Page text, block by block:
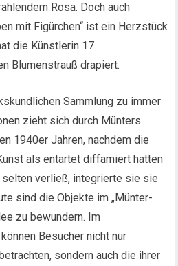
Rosa. Doch auch
mit Figürchen“ ist ein Herzstück
die Künstlerin 17
Blumenstrauß drapiert.
Sammlung zu immer
zieht sich durch Münters
1940er Jahren, nachdem die
als entartet diffamiert hatten
selten verließ, integrierte sie sie
sind die Objekte im „Münter-
zu bewundern. Im
Besucher nicht nur
sondern auch die ihrer